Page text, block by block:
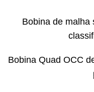
Bobina de malha
Bobina Quad OCC